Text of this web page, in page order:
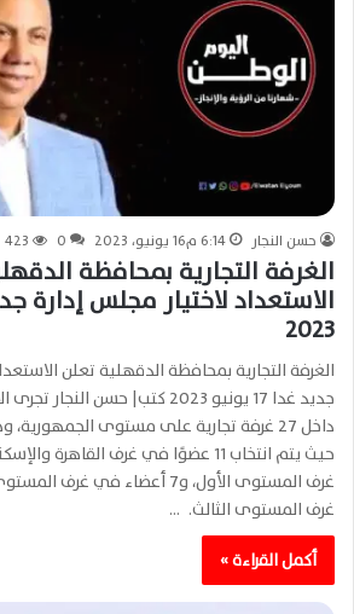
حسن النجار 6:14 م16 يونيو، 2023 0
423
الغرفة التجارية بمحافظة
2023
الغرفة التجارية بمحافظة الدقهلية تعلن
جديد غدا 17 يونيو 2023 كتب| حسن
غرف المستوى الثالث. …
أكمل القراءة »